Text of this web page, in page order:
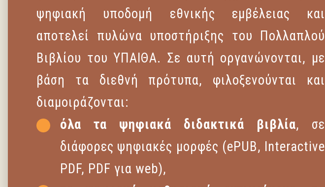
ψηφιακή υποδομή εθνικής εμβέλειας και
αποτελεί πυλώνα υποστήριξης του Πολλαπλού
Βιβλίου του ΥΠΑΙΘΑ. Σε αυτή οργανώνονται, με
βάση τα διεθνή πρότυπα, φιλοξενούνται και
διαμοιράζονται:
όλα τα ψηφιακά διδακτικά βιβλία, σε
διάφορες ψηφιακές μορφές (ePUB, Interactive
PDF, PDF για web),